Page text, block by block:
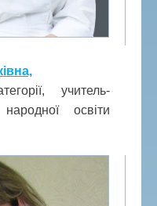
учитель-
освіти